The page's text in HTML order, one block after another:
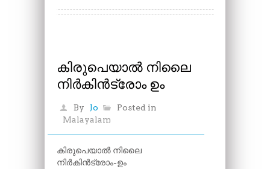
കിരുപെയാൽ നിലൈ
നിർകിൻട്രോം ഉം
By Jo
Posted in
Malayalam
കിരുപെയാൽ നിലൈ
നിർകിൻട്രോം-ഉം